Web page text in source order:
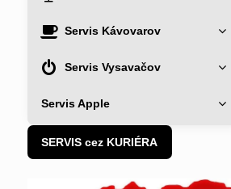
Servis Kávovarov
Servis Vysavačov
Servis Apple
SERVIS cez KURIÉRA